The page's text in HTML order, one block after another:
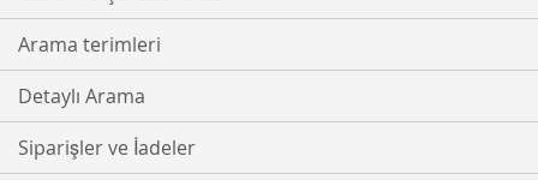
Arama terimleri
Detaylı Arama
Siparişler ve İadeler